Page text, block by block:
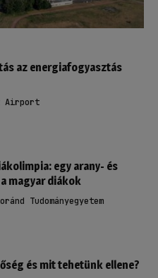
az energiafogyasztás
Airport
egy arany- és
magyar diákok
Tudományegyetem
és mit tehetünk ellene?